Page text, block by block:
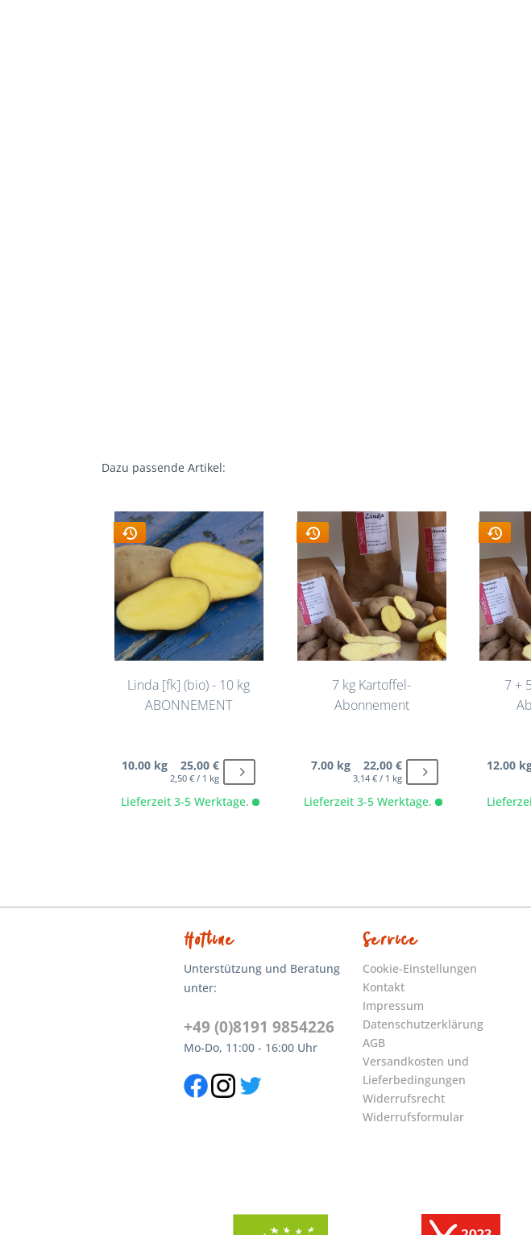
Dazu passende Artikel:
Linda [fk] (bio) - 10 kg
ABONNEMENT
Lieferzeit 3-5 Werktage.
10.00 kg 25,00 €
2,50 € / 1 kg
7 kg Kartoffel-
Abonnement
Lieferzeit 3-5 Werktage.
7.00 kg 22,00 €
3,14 € / 1 kg
7 +
12.00
Hotline
Unterstützung und Beratung
unter:
+49 (0)8191 9854226
Mo-Do, 11:00 - 16:00 Uhr
Service
Cookie-Einstellungen
Kontakt
Impressum
Datenschutzerklärung
AGB
Versandkosten und
Lieferbedingungen
Widerrufsrecht
Widerrufsformular